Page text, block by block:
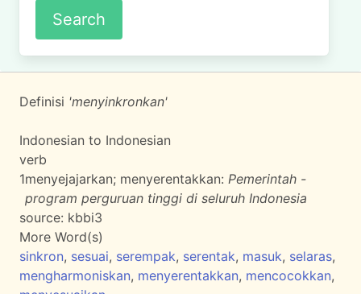
Definisi 'menyinkronkan'
Indonesian to Indonesian
verb
1menyejajarkan; menyerentakkan: Pemerintah -
program perguruan tinggi di seluruh Indonesia
source: kbbi3
More Word(s)
sinkron, sesuai, serempak, serentak, masuk, selaras,
mengharmoniskan, menyerentakkan, mencocokkan,